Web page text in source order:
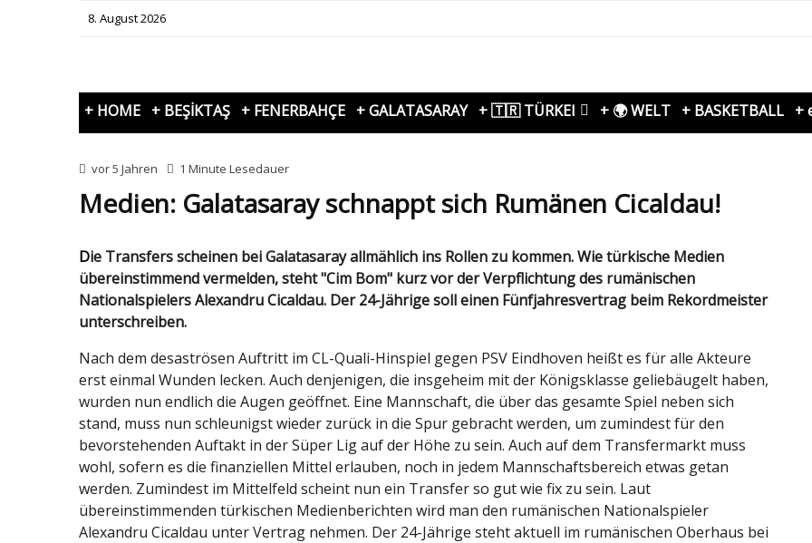
8. August 2026
+ HOME + BEŞİKTAŞ + FENERBAHÇE + GALATASARAY + 🇹🇷 TÜRKEI + 🌍 WELT + BASKETBALL +
vor 5 Jahren 1 Minute Lesedauer
Medien: Galatasaray schnappt sich Rumänen Cicaldau!
Die Transfers scheinen bei Galatasaray allmählich ins Rollen zu kommen. Wie türkische Medien
übereinstimmend vermelden, steht "Cim Bom" kurz vor der Verpflichtung des rumänischen
Nationalspielers Alexandru Cicaldau. Der 24-Jährige soll einen Fünfjahresvertrag beim Rekordmeister
unterschreiben.
Nach dem desaströsen Auftritt im CL-Quali-Hinspiel gegen PSV Eindhoven heißt es für alle Akteure
erst einmal Wunden lecken. Auch denjenigen, die insgeheim mit der Königsklasse geliebäugelt haben,
wurden nun endlich die Augen geöffnet. Eine Mannschaft, die über das gesamte Spiel neben sich
stand, muss nun schleunigst wieder zurück in die Spur gebracht werden, um zumindest für den
bevorstehenden Auftakt in der Süper Lig auf der Höhe zu sein. Auch auf dem Transfermarkt muss
wohl, sofern es die finanziellen Mittel erlauben, noch in jedem Mannschaftsbereich etwas getan
werden. Zumindest im Mittelfeld scheint nun ein Transfer so gut wie fix zu sein. Laut
übereinstimmenden türkischen Medienberichten wird man den rumänischen Nationalspieler
Alexandru Cicaldau unter Vertrag nehmen. Der 24-Jährige steht aktuell im rumänischen Oberhaus bei